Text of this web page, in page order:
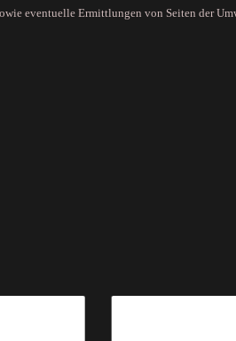
eventuelle Ermittlungen von Seiten der